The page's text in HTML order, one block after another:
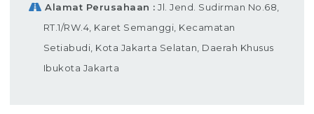
Alamat Perusahaan
Jl. Jend. Sudirman No.68,
RT.1/RW.4, Karet Semanggi, Kecamatan
Setiabudi, Kota Jakarta Selatan, Daerah Khusus
Ibukota Jakarta